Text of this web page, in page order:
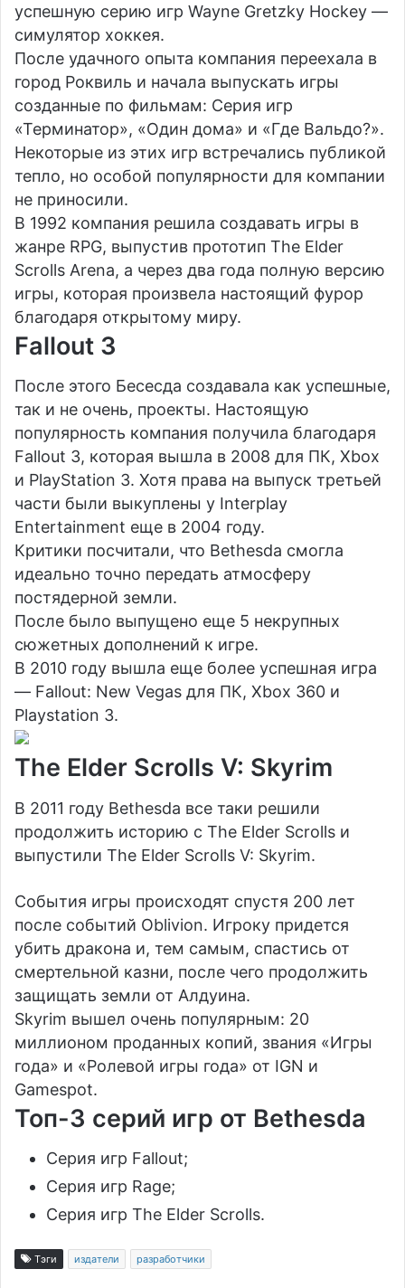
успешную серию игр Wayne Gretzky Hockey —
симулятор хоккея.
После удачного опыта компания переехала в
город Роквиль и начала выпускать игры
созданные по фильмам: Серия игр
«Терминатор», «Один дома» и «Где Вальдо?».
Некоторые из этих игр встречались публикой
тепло, но особой популярности для компании
не приносили.
В 1992 компания решила создавать игры в
жанре RPG, выпустив прототип The Elder
Scrolls Arena, а через два года полную версию
игры, которая произвела настоящий фурор
благодаря открытому миру.
Fallout 3
После этого Бесесда создавала как успешные,
так и не очень, проекты. Настоящую
популярность компания получила благодаря
Fallout 3, которая вышла в 2008 для ПК, Xbox
и PlayStation 3. Хотя права на выпуск третьей
части были выкуплены у Interplay
Entertainment еще в 2004 году.
Критики посчитали, что Bethesda смогла
идеально точно передать атмосферу
постядерной земли.
После было выпущено еще 5 некрупных
сюжетных дополнений к игре.
В 2010 году вышла еще более успешная игра
— Fallout: New Vegas для ПК, Xbox 360 и
Playstation 3.
The Elder Scrolls V: Skyrim
В 2011 году Bethesda все таки решили
продолжить историю с The Elder Scrolls и
выпустили The Elder Scrolls V: Skyrim.
События игры происходят спустя 200 лет
после событий Oblivion. Игроку придется
убить дракона и, тем самым, спастись от
смертельной казни, после чего продолжить
защищать земли от Алдуина.
Skyrim вышел очень популярным: 20
миллионом проданных копий, звания «Игры
года» и «Ролевой игры года» от IGN и
Gamespot.
Топ-3 серий игр от Bethesda
Серия игр Fallout;
Серия игр Rage;
Серия игр The Elder Scrolls.
Тэги издатели разработчики